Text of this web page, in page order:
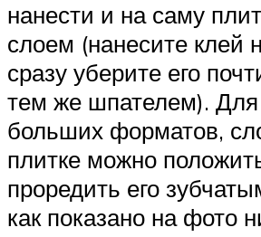
нанести и на саму
слоем (нанесите клей
сразу уберите его
тем же шпателем). Для
больших форматов,
плитке можно
проредить его
как показано на фото